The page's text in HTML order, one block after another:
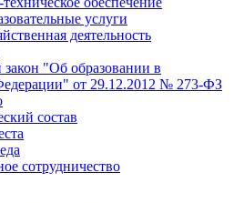
услуги
деятельность
"Об образовании в
от 29.12.2012 № 273-ФЗ
состав
сотрудничество